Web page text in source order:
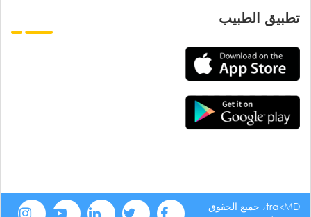
تطبيق الطبيب
trakMD، جميع الحقوق